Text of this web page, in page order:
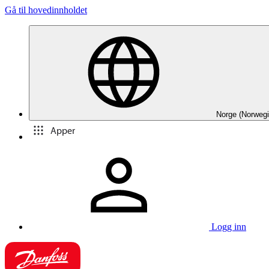
Gå til hovedinnholdet
Norge
Apper
Logg inn